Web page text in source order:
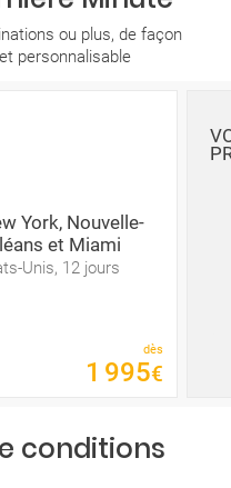
ou plus, de façon
personnalisable
York, Nouvelle-
et Miami
Unis, 12 jours
dès
1 995€
conditions